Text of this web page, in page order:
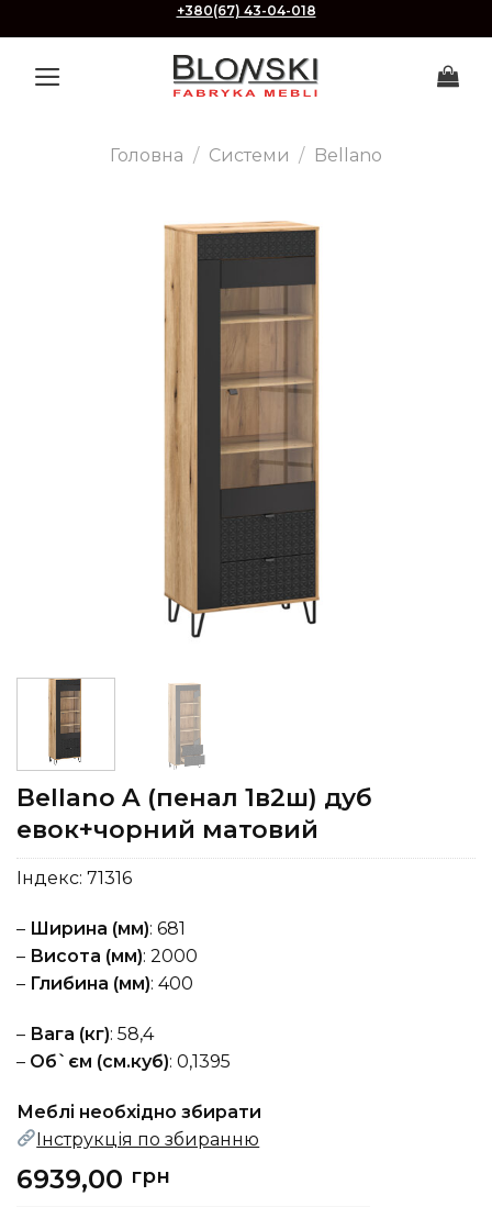
to
content
+380(67) 43-04-018
Головна / Системи / Bellano
Bellano A (пенал 1в2ш) дуб
евок+чорний матовий
Індекс: 71316
– Ширина (мм): 681
– Висота (мм): 2000
– Глибина (мм): 400
– Вага (кг): 58,4
– Об`єм (см.куб): 0,1395
Меблі необхідно збирати
Інструкція по збиранню
6939,00 грн